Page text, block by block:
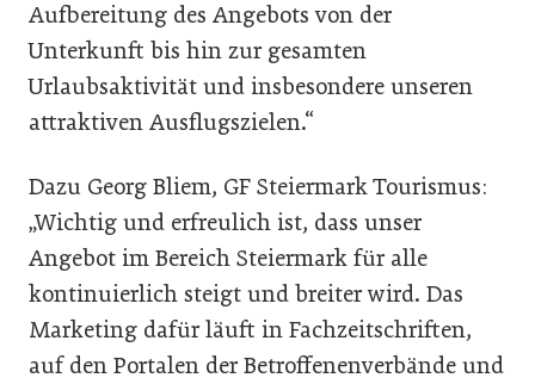
Aufbereitung des Angebots von der
Unterkunft bis hin zur gesamten
Urlaubsaktivität und insbesondere unseren
attraktiven Ausflugszielen.“
Dazu Georg Bliem, GF Steiermark Tourismus:
„Wichtig und erfreulich ist, dass unser
Angebot im Bereich Steiermark für alle
kontinuierlich steigt und breiter wird. Das
Marketing dafür läuft in Fachzeitschriften,
auf den Portalen der Betroffenenverbände und